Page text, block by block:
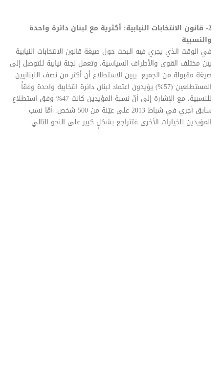
2- قانون الانتخابات النيابية: أكثرية مع لبنان دائرة واحدة
والنسبية
في الوقت الذي يجري فيه البحث حول صيغة قانون الانتخابات النيابية
بين مختلف القوى والأطراف السياسية، وتعمل لجنة نيابية للتوصل إلى
صيغة مقبولة من الجميع. يبين الاستطلاع أن أكثر من نصف اللبنانيين
المستطلعين (57%) يؤيدون اعتماد لبنان دائرة انتخابية واحدة وفقاً
للنسبية، مع الإشارة إلى أنّ نسبة المؤيدين كانت 47% وفق استطلاع
سابق أجري في شباط 2013 على عيّنة من 500 شخص. أمّا نسب
المؤيدين للخيارات الأخرى فتتراجع بشكلٍ كبير على النحو التالي: